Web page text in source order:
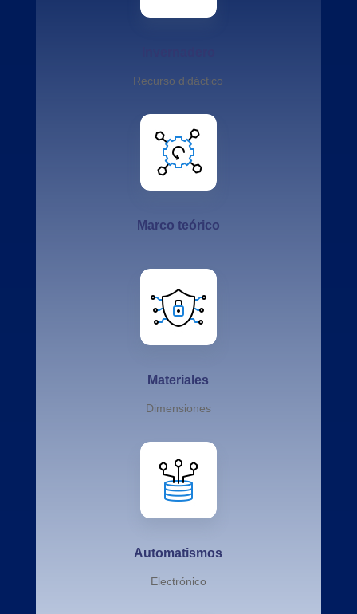
Recurso didáctico
Marco teórico
Materiales
Dimensiones
Automatismos
Electrónico